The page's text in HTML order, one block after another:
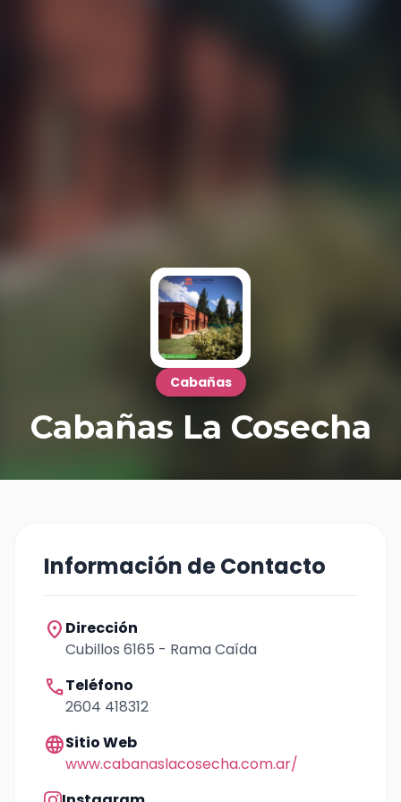
Cabañas
Cabañas La Cosecha
Información de Contacto
location_on Dirección
Cubillos 6165 - Rama Caída
callTeléfono
2604 418312
languageSitio Web
www.cabanaslacosecha.com.ar/